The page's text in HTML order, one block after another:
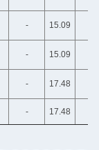
- 15.09
- 15.09
- 17.48
- 17.48